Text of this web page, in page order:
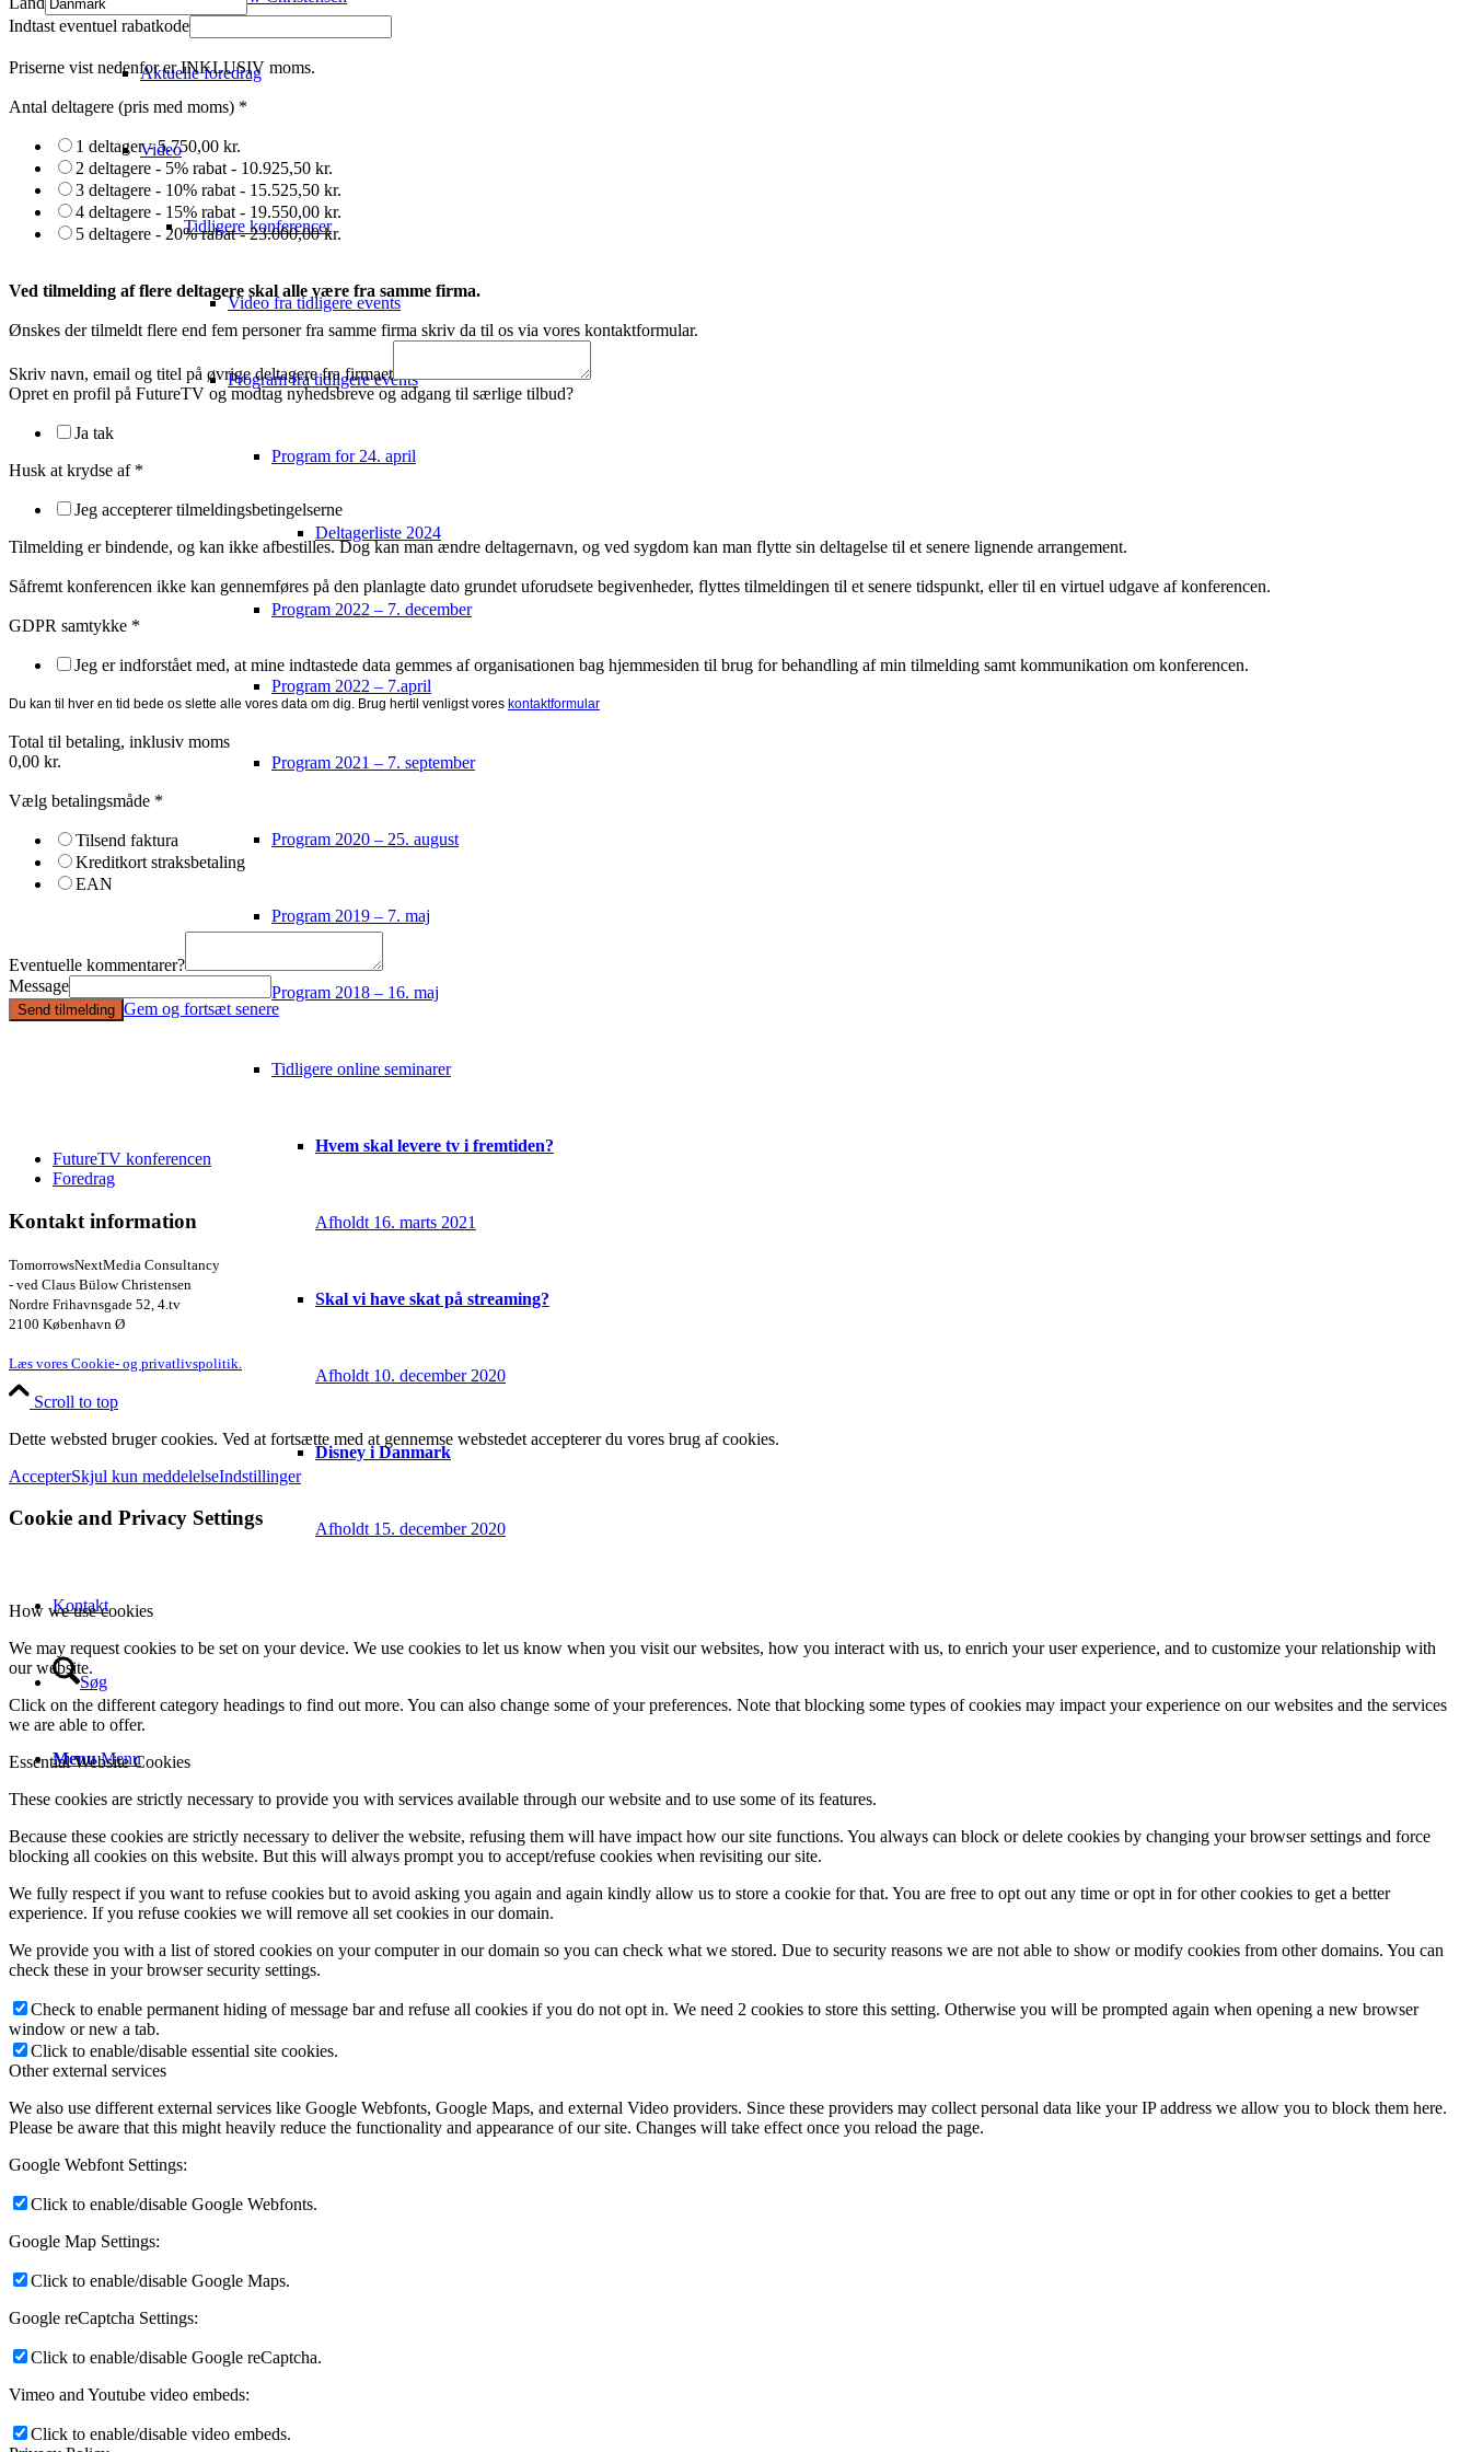
Aktuelle foredrag
Video
Tidligere konferencer
Video fra tidligere events
Program fra tidligere events
Program for 24. april
Deltagerliste 2024
Program 2022 – 7. december
Program 2022 – 7.april
Program 2021 – 7. september
Program 2020 – 25. august
Program 2019 – 7. maj
Program 2018 – 16. maj
Tidligere online seminarer
Hvem skal levere tv i fremtiden?
Afholdt 16. marts 2021
Skal vi have skat på streaming?
Afholdt 10. december 2020
Disney i Danmark
Afholdt 15. december 2020
Kontakt
Søg
Menu Menu
Indtast eventuel rabatkode
Priserne vist nedenfor er INKLUSIV moms.
Antal deltagere (pris med moms) *
1 deltager -5.750,00 kr.
2 deltagere - 5% rabat - 10.925,50 kr.
3 deltagere - 10% rabat - 15.525,50 kr.
4 deltagere - 15% rabat - 19.550,00 kr.
5 deltagere - 20% rabat -23.000,00 kr.
Ved tilmelding af flere deltagere skal alle være fra samme firma.
Ønskes der tilmeldt flere end fem personer fra samme firma skriv da til os via vores kontaktformular.
Skriv navn, email og titel på øvrige deltagere fra firmaet
Opret en profil på FutureTV og modtag nyhedsbreve og adgang til særlige tilbud?
Ja tak
Husk at krydse af *
Jeg accepterer tilmeldingsbetingelserne
Tilmelding er bindende, og kan ikke afbestilles. Dog kan man ændre deltagernavn, og ved sygdom kan man flytte sin deltagelse til et senere lignende arrangement.
Såfremt konferencen ikke kan gennemføres på den planlagte dato grundet uforudsete begivenheder, flyttes tilmeldingen til et senere tidspunkt, eller til en virtuel udgave af konferencen.
GDPR samtykke *
Jeg er indforstået med, at mine indtastede data gemmes af organisationen bag hjemmesiden til brug for behandling af min tilmelding samt kommunikation om konferencen.
Du kan til hver en tid bede os slette alle vores data om dig. Brug hertil venligst vores kontaktformular
Total til betaling, inklusiv moms
0,00 kr.
Vælg betalingsmåde *
Tilsend faktura
Kreditkort straksbetaling
EAN
Eventuelle kommentarer?
Message
Send tilmelding Gem og fortsæt senere
FutureTV konferencen
Foredrag
Kontakt information
TomorrowsNextMedia Consultancy
- ved Claus Bülow Christensen
Nordre Frihavnsgade 52, 4.tv
2100 København Ø
Læs vores Cookie- og privatlivspolitik.
Scroll to top
Dette websted bruger cookies. Ved at fortsætte med at gennemse webstedet accepterer du vores brug af cookies.
AccepterSkjul kun meddelelseIndstillinger
Cookie and Privacy Settings
How we use cookies
We may request cookies to be set on your device. We use cookies to let us know when you visit our websites, how you interact with us, to enrich your user experience, and to customize your relationship with
our website.
Click on the different category headings to find out more. You can also change some of your preferences. Note that blocking some types of cookies may impact your experience on our websites and the services
we are able to offer.
Essential Website Cookies
These cookies are strictly necessary to provide you with services available through our website and to use some of its features.
Because these cookies are strictly necessary to deliver the website, refusing them will have impact how our site functions. You always can block or delete cookies by changing your browser settings and force
blocking all cookies on this website. But this will always prompt you to accept/refuse cookies when revisiting our site.
We fully respect if you want to refuse cookies but to avoid asking you again and again kindly allow us to store a cookie for that. You are free to opt out any time or opt in for other cookies to get a better
experience. If you refuse cookies we will remove all set cookies in our domain.
We provide you with a list of stored cookies on your computer in our domain so you can check what we stored. Due to security reasons we are not able to show or modify cookies from other domains. You can
check these in your browser security settings.
Check to enable permanent hiding of message bar and refuse all cookies if you do not opt in. We need 2 cookies to store this setting. Otherwise you will be prompted again when opening a new browser
window or new a tab.
Click to enable/disable essential site cookies.
Other external services
We also use different external services like Google Webfonts, Google Maps, and external Video providers. Since these providers may collect personal data like your IP address we allow you to block them here.
Please be aware that this might heavily reduce the functionality and appearance of our site. Changes will take effect once you reload the page.
Google Webfont Settings:
Click to enable/disable Google Webfonts.
Google Map Settings:
Click to enable/disable Google Maps.
Google reCaptcha Settings:
Click to enable/disable Google reCaptcha.
Vimeo and Youtube video embeds:
Click to enable/disable video embeds.